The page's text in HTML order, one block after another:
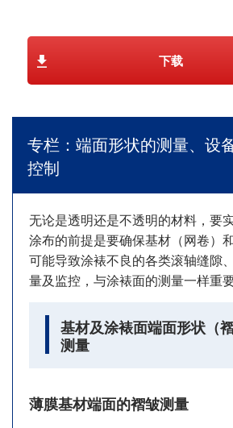
下载
专栏：端面形状的测量、设
控制
无论是透明还是不透明的材料，要
涂布的前提是要确保基材（网卷）
可能导致涂裱不良的各类滚轴缝隙
量及监控，与涂裱面的测量一样重要
基材及涂裱面端面形状（
测量
薄膜基材端面的褶皱测量